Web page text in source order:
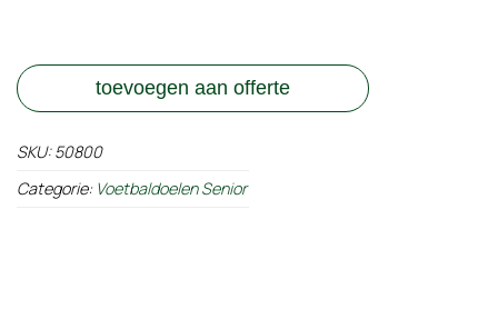
toevoegen aan offerte
SKU:50800
Categorie: Voetbaldoelen Senior